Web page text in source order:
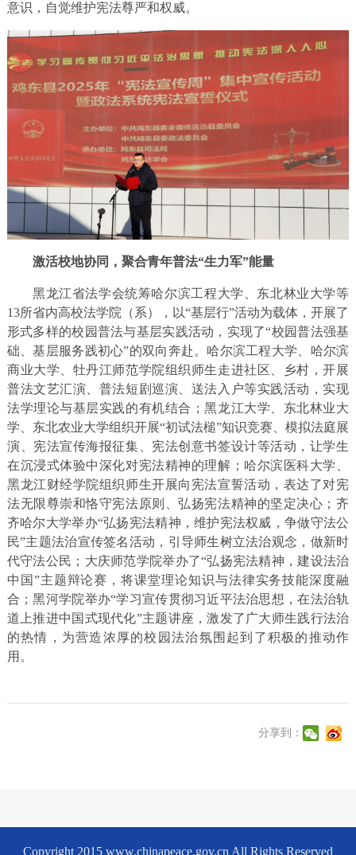
意识，自觉维护宪法尊严和权威。
激活校地协同，聚合青年普法“生力军”能量
黑龙江省法学会统筹哈尔滨工程大学、东北林业大学等
13所省内高校法学院（系），以“基层行”活动为载体，开展了
形式多样的校园普法与基层实践活动，实现了“校园普法强基
础、基层服务践初心”的双向奔赴。哈尔滨工程大学、哈尔滨
商业大学、牡丹江师范学院组织师生走进社区、乡村，开展
普法文艺汇演、普法短剧巡演、送法入户等实践活动，实现
法学理论与基层实践的有机结合；黑龙江大学、东北林业大
学、东北农业大学组织开展“初试法槌”知识竞赛、模拟法庭展
演、宪法宣传海报征集、宪法创意书签设计等活动，让学生
在沉浸式体验中深化对宪法精神的理解；哈尔滨医科大学、
黑龙江财经学院组织师生开展向宪法宣誓活动，表达了对宪
法无限尊崇和恪守宪法原则、弘扬宪法精神的坚定决心；齐
齐哈尔大学举办“弘扬宪法精神，维护宪法权威，争做守法公
民”主题法治宣传签名活动，引导师生树立法治观念，做新时
代守法公民；大庆师范学院举办了“弘扬宪法精神，建设法治
中国”主题辩论赛，将课堂理论知识与法律实务技能深度融
合；黑河学院举办“学习宣传贯彻习近平法治思想，在法治轨
道上推进中国式现代化”主题讲座，激发了广大师生践行法治
的热情，为营造浓厚的校园法治氛围起到了积极的推动作
用。
分享到：
Copyright 2015 www.chinapeace.gov.cn All Rights Reserved